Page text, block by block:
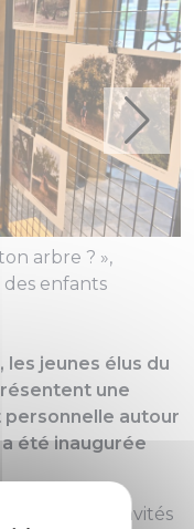
arbre ? »,
des enfants
les jeunes élus du
une
autour
été inaugurée
ont été invités